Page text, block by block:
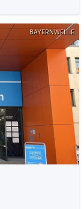
BAYERNWELLE